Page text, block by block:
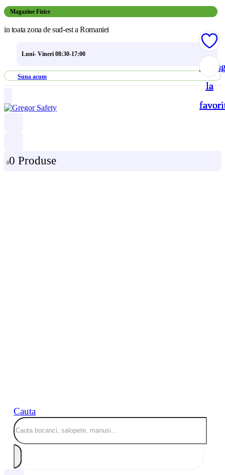
Magazine Fizice
in toata zona de sud-est a Romaniei
Luni- Vineri 08:30-17:00
Suna acum
00 Produse
Cauta
la
la
la
la